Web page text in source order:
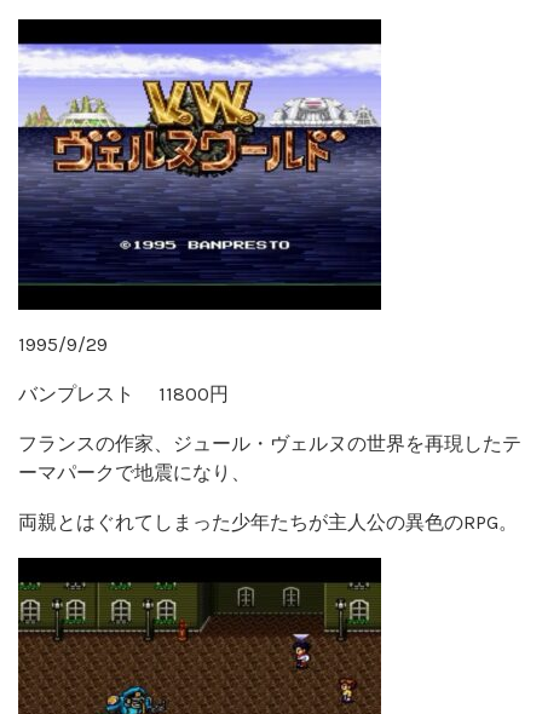
1995/9/29
バンプレスト 11800円
フランスの作家、ジュール・ヴェルヌの世界を再現したテ
ーマパークで地震になり、
両親とはぐれてしまった少年たちが主人公の異色のRPG。